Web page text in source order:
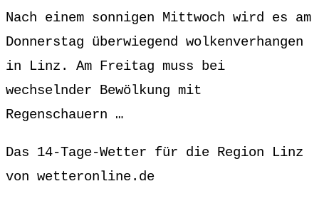
Nach einem sonnigen Mittwoch wird es am
Donnerstag überwiegend wolkenverhangen
in Linz. Am Freitag muss bei
wechselnder Bewölkung mit
Regenschauern …
Das 14-Tage-Wetter für die Region Linz
von wetteronline.de